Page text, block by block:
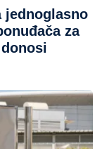
jednoglasno
za